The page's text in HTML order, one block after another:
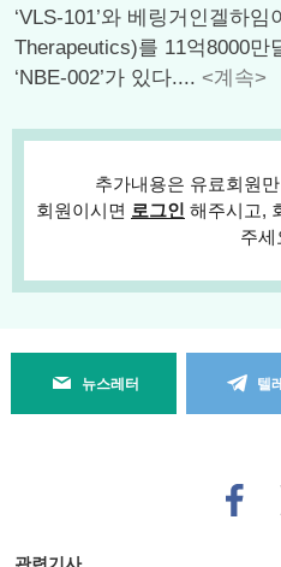
‘VLS-101’와 베링거인겔하
Therapeutics)를 11억8000
‘NBE-002’가 있다.... <계속>
추가내용은 유료회원
회원이시면 로그인 해주시고,
주세
뉴스레터 텔
페
이